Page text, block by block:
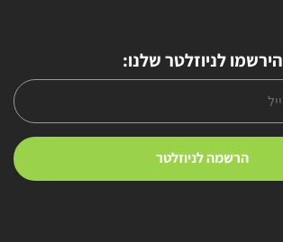
הירשמו לניוזלטר שלנו: